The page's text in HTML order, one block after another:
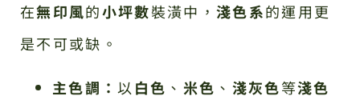
在無印風的小坪數裝潢中，淺色系的運用更
是不可或缺。
主色調：以 白色 、 米色 、 淺灰色等淺色